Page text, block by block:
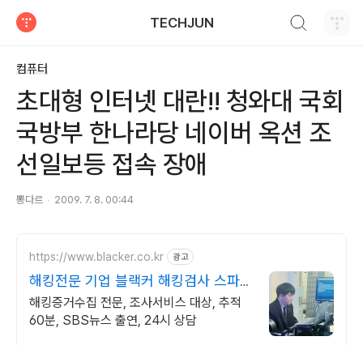
TECHJUN
컴퓨터
초대형 인터넷 대란!! 청와대 국회
국방부 한나라당 네이버 옥션 조
선일보등 접속 장애
뽕다르 2009. 7. 8. 00:44
https://www.blacker.co.kr 광고
해킹전문 기업 블랙커 해킹검사 스파이
앱 탐지 전문
해킹증거수집 전문, 조사서비스 대상, 추적
60분, SBS뉴스 출연, 24시 상담